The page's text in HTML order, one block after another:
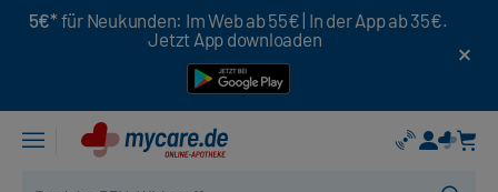
5€* für Neukunden: Im Web ab 55€ | In der App ab 35€.
Jetzt App downloaden